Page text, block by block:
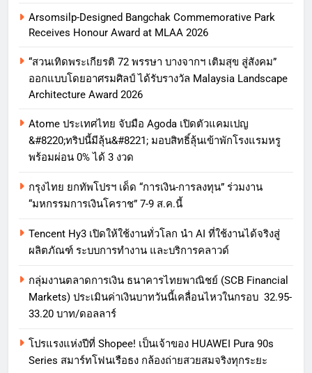
Arsomsilp-Designed Bangchak Commemorative Park
Receives Honour Award at MLAA 2026
“สวนเทิดพระเกียรติ 72 พรรษา บางจากฯ เติมสุข สู่สังคม”
ออกแบบโดยอาศรมศิลป์ ได้รับรางวัล Malaysia Landscape
Architecture Award 2026
Atome ประเทศไทย จับมือ Agoda เปิดตัวแคมเปญ
&#8220;ทริปนี้มีลุ้น&#8221; มอบสิทธิ์ลุ้นเข้าพักโรงแรมหรู
พร้อมผ่อน 0% ได้ 3 งวด
กรุงไทย ยกทัพโปรฯ เด็ด “การเงิน-การลงทุน” ร่วมงาน
“มหกรรมการเงินโคราช” 7-9 ส.ค.นี้
Tencent Hy3 เปิดให้ใช้งานทั่วโลก นำ AI ที่ใช้งานได้จริงสู่
ผลิตภัณฑ์ ระบบการทำงาน และบริการคลาวด์
กลุ่มงานตลาดการเงิน ธนาคารไทยพาณิชย์ (SCB Financial
Markets) ประเมินค่าเงินบาทวันนี้เคลื่อนไหวในกรอบ 32.95-
33.20 บาท/ดอลลาร์
โปรแรงแห่งปีที่ Shopee! เป็นเจ้าของ HUAWEI Pura 90s
Series สมาร์ทโฟนเรือธง กล้องถ่ายสวยสมจริงทุกระยะ